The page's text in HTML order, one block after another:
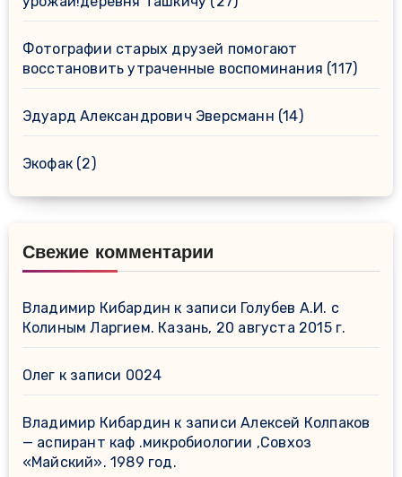
Фотографии старых друзей помогают
восстановить утраченные воспоминания (117)
Эдуард Александрович Эверсманн (14)
Экофак(2)
Свежие комментарии
Владимир Кибардин к записи Голубев А.И. с
Колиным Ларгием. Казань, 20 августа 2015 г.
Олег к записи 0024
Владимир Кибардин к записиАлексей Колпаков
— аспирант каф .микробиологии ,Совхоз
«Майский». 1989 год.